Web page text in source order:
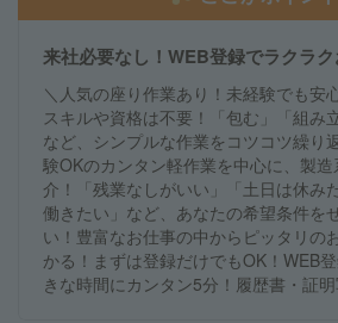
来社必要なし！WEB登録でラクラク
＼人気の座り作業あり！未経験でも安
スキルや資格は不要！「包む」「組み
など、シンプルな作業をコツコツ繰り
験OKのカンタン軽作業を中心に、製
介！「残業なしがいい」「土日は休み
働きたい」など、あなたの希望条件を
い！豊富なお仕事の中からピッタリの
かる！まずは登録だけでもOK！WEB
きな時間にカンタン5分！履歴書・証